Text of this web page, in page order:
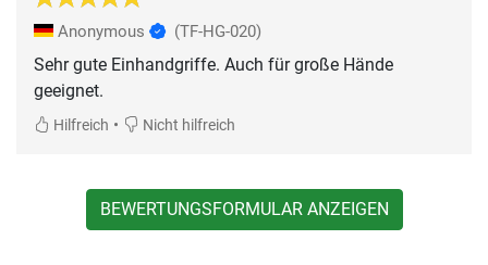
Anonymous (TF-HG-020)
Sehr gute Einhandgriffe. Auch für große Hände
geeignet.
Hilfreich • Nicht hilfreich
BEWERTUNGSFORMULAR ANZEIGEN